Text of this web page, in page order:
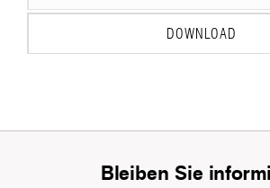
DOWNLOAD
Bleiben Sie